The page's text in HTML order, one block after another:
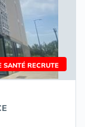
SANTÉ RECRUTE